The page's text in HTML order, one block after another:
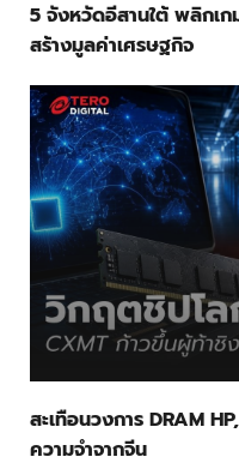
5 จังหวัดอีสานใต้ พลิกเก
สร้างมูลค่าเศรษฐกิจ
สะเทือนวงการ DRAM
ความจำจากจีน